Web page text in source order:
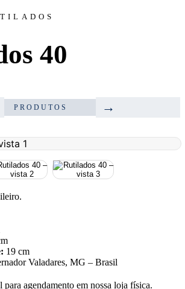
40
PRODUTOS →
19 cm
Valadares, MG – Brasil
agendamento em nossa loja física.